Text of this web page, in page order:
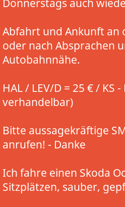
Donnerstags auch
Abfahrt und Ankunft an
oder nach Absprachen
Autobahnnähe.
HAL / LEV/D = 25 € / KS
verhandelbar)
Bitte aussagekräftige
anrufen! - Danke
Ich fahre einen Skoda
Sitzplätzen, sauber,